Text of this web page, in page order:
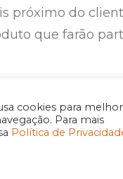
cookies para
Para mais
Política de
próximo do
que farão
R$ 1 milhão de
resultados nas
do Embaixador,
tomando